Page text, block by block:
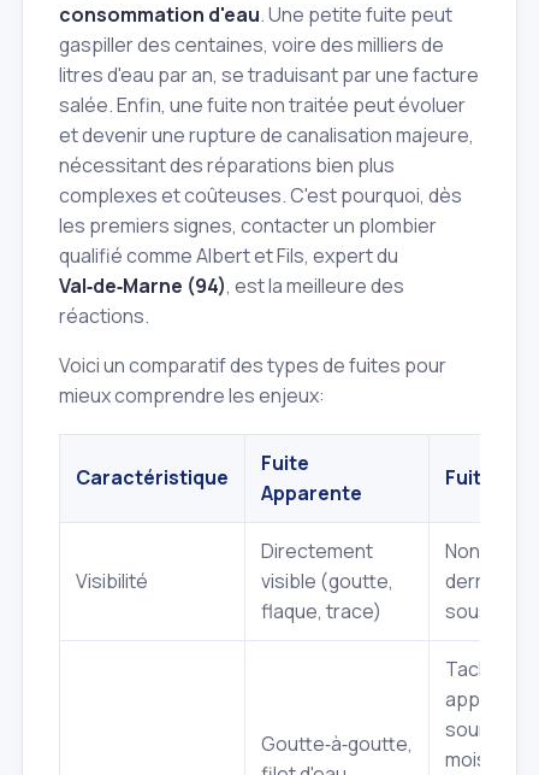
consommation d'eau. Une petite fuite peut
gaspiller des centaines, voire des milliers de
litres d'eau par an, se traduisant par une facture
salée. Enfin, une fuite non traitée peut évoluer
et devenir une rupture de canalisation majeure,
nécessitant des réparations bien plus
complexes et coûteuses. C'est pourquoi, dès
les premiers signes, contacter un plombier
qualifié comme Albert et Fils, expert du
Val‑de‑Marne (94), est la meilleure des
réactions.
Voici un comparatif des types de fuites pour
mieux comprendre les enjeux:
Caractéristique
Fuite
Apparente
Fuite
Visibilité
Directement
visible (goutte,
flaque, trace)
Non
derrière
sous un
Goutte‑à‑goutte,
Tache
apparaît
source